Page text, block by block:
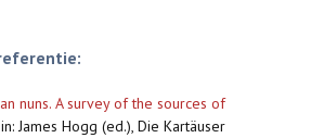
nuns. A survey of the sources of
in: James Hogg (ed.), Die Kartäuser